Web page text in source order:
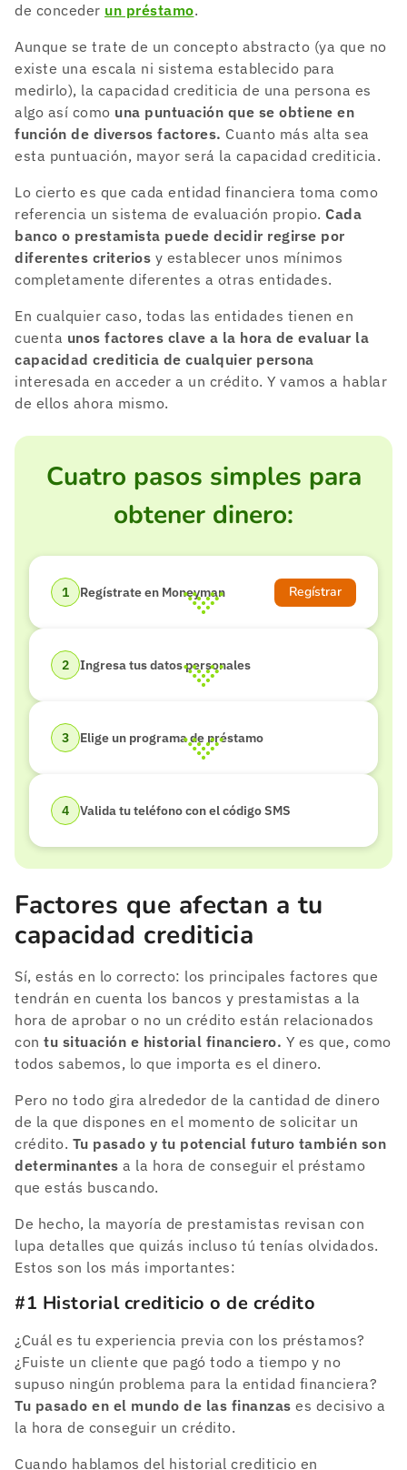
de conceder un préstamo.
Aunque se trate de un concepto abstracto (ya que no
existe una escala ni sistema establecido para
medirlo), la capacidad crediticia de una persona es
algo así como una puntuación que se obtiene en
función de diversos factores. Cuanto más alta sea
esta puntuación, mayor será la capacidad crediticia.
Lo cierto es que cada entidad financiera toma como
referencia un sistema de evaluación propio. Cada
banco o prestamista puede decidir regirse por
diferentes criterios y establecer unos mínimos
completamente diferentes a otras entidades.
En cualquier caso, todas las entidades tienen en
cuenta unos factores clave a la hora de evaluar la
capacidad crediticia de cualquier persona
interesada en acceder a un crédito. Y vamos a hablar
de ellos ahora mismo.
Cuatro pasos simples para
obtener dinero:
Regístrate en Moneyman Regístrar
Ingresa tus datos personales
Elige un programa de préstamo
Valida tu teléfono con el código SMS
Factores que afectan a tu
capacidad crediticia
Sí, estás en lo correcto: los principales factores que
tendrán en cuenta los bancos y prestamistas a la
hora de aprobar o no un crédito están relacionados
con tu situación e historial financiero. Y es que, como
todos sabemos, lo que importa es el dinero.
Pero no todo gira alrededor de la cantidad de dinero
de la que dispones en el momento de solicitar un
crédito. Tu pasado y tu potencial futuro también son
determinantes a la hora de conseguir el préstamo
que estás buscando.
De hecho, la mayoría de prestamistas revisan con
lupa detalles que quizás incluso tú tenías olvidados.
Estos son los más importantes:
#1 Historial crediticio o de crédito
¿Cuál es tu experiencia previa con los préstamos?
¿Fuiste un cliente que pagó todo a tiempo y no
supuso ningún problema para la entidad financiera?
Tu pasado en el mundo de las finanzas es decisivo a
la hora de conseguir un crédito.
Cuando hablamos del historial crediticio en